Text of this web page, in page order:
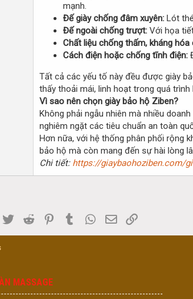
mạnh.
Đế giày chống đâm xuyên: Lót
Đế ngoài chống trượt: Với họa
Chất liệu chống thấm, kháng hóa
Cách điện hoặc chống tĩnh điện:
Tất cả các yếu tố này đều được giày
thấy thoải mái, linh hoạt trong quá trình
Vì sao nên chọn giày bảo hộ Ziben?
Không phải ngẫu nhiên mà nhiều
nghiêm ngặt các tiêu chuẩn an toàn
Hơn nữa, với hệ thống phân phối rộng
bảo hộ mà còn mang đến sự hài lòng
Chi tiết: https://giaybaohoziben.com/
Facebook
Twitter Reddit PinterestTumblr WhatsApp
Email
MASSAGE